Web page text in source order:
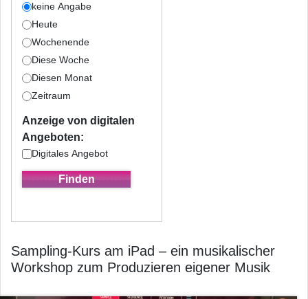
keine Angabe
Heute
Wochenende
Diese Woche
Diesen Monat
Zeitraum
Anzeige von digitalen
Angeboten:
Digitales Angebot
Sampling-Kurs am iPad – ein musikalischer
Workshop zum Produzieren eigener Musik